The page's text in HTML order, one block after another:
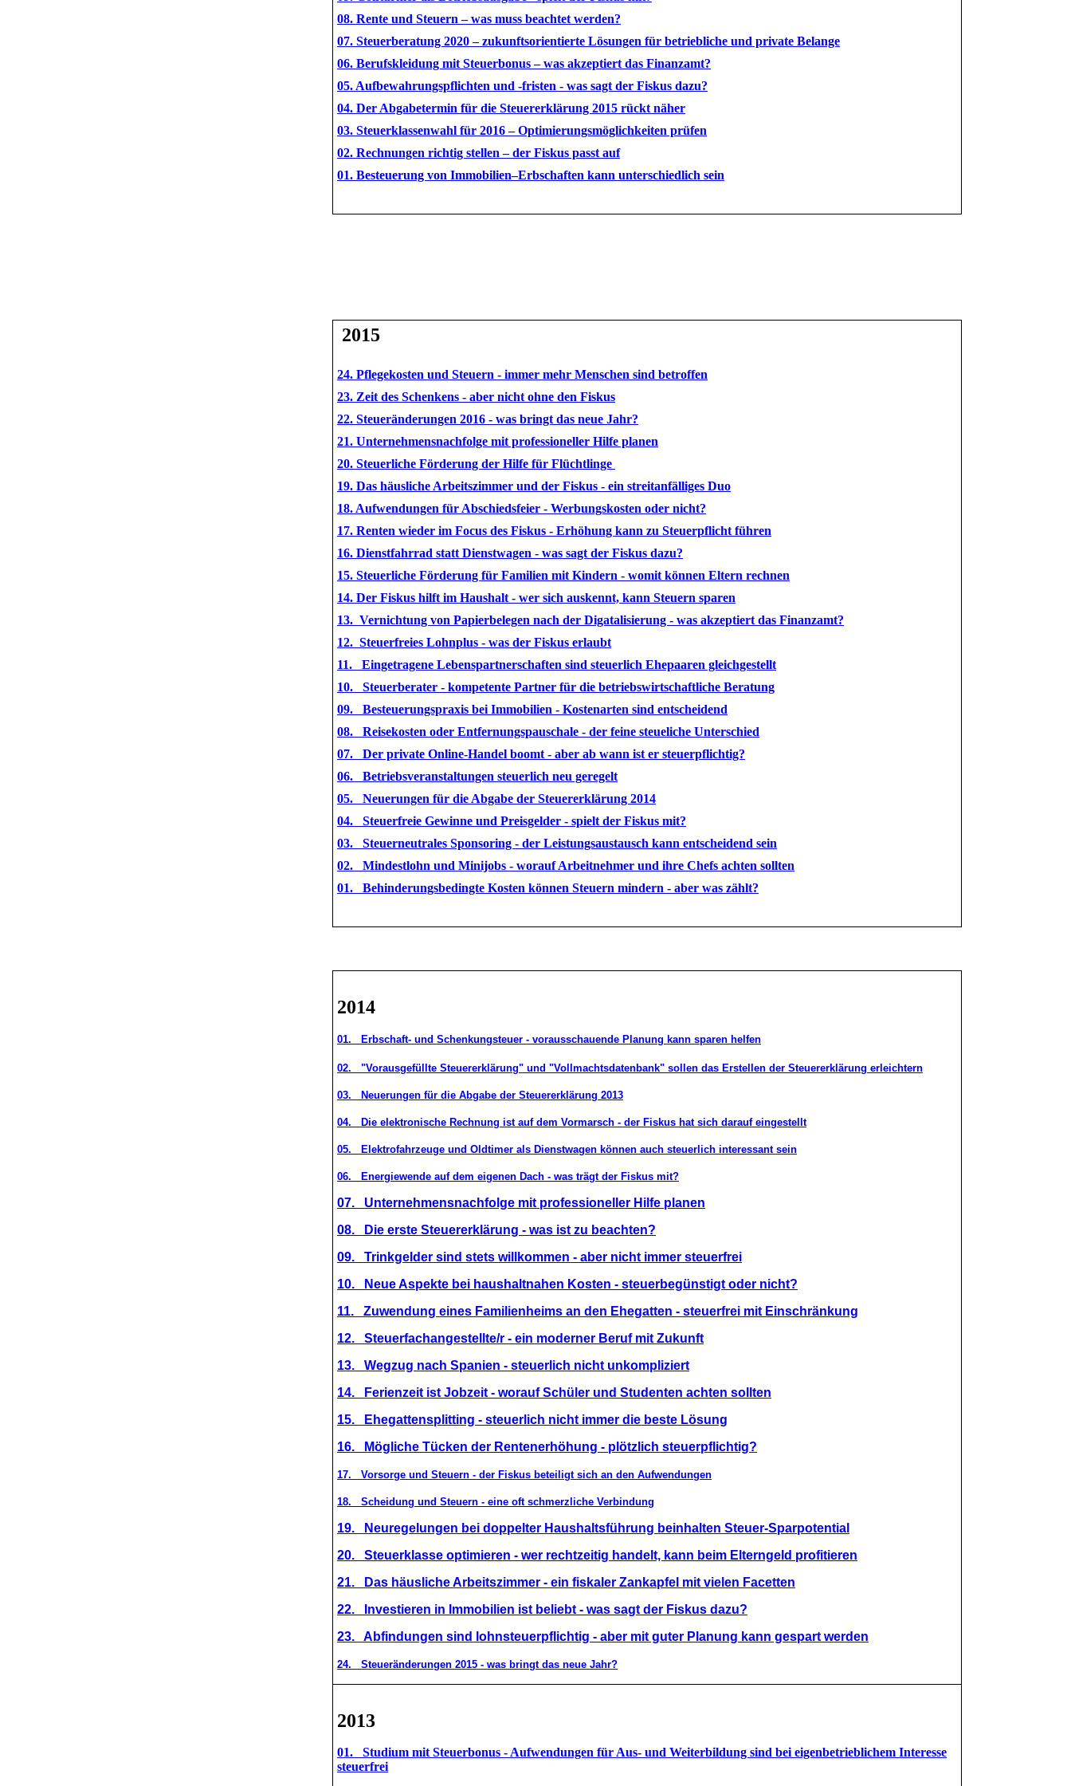
08. Rente und Steuern – was muss beachtet werden?
07. Steuerberatung 2020 – zukunftsorientierte Lösungen für betriebliche und private Belange
06. Berufskleidung mit Steuerbonus – was akzeptiert das Finanzamt?
05. Aufbewahrungspflichten und -fristen - was sagt der Fiskus dazu?
04. Der Abgabetermin für die Steuererklärung 2015 rückt näher
03. Steuerklassenwahl für 2016 – Optimierungsmöglichkeiten prüfen
02. Rechnungen richtig stellen – der Fiskus passt auf
01. Besteuerung von Immobilien–Erbschaften kann unterschiedlich sein
2015
24. Pflegekosten und Steuern - immer mehr Menschen sind betroffen
23. Zeit des Schenkens - aber nicht ohne den Fiskus
22. Steueränderungen 2016 - was bringt das neue Jahr?
21. Unternehmensnachfolge mit professioneller Hilfe planen
20. Steuerliche Förderung der Hilfe für Flüchtlinge
19. Das häusliche Arbeitszimmer und der Fiskus - ein streitanfälliges Duo
18. Aufwendungen für Abschiedsfeier - Werbungskosten oder nicht?
17. Renten wieder im Focus des Fiskus - Erhöhung kann zu Steuerpflicht führen
16. Dienstfahrrad statt Dienstwagen - was sagt der Fiskus dazu?
15. Steuerliche Förderung für Familien mit Kindern - womit können Eltern rechnen
14. Der Fiskus hilft im Haushalt - wer sich auskennt, kann Steuern sparen
13. Vernichtung von Papierbelegen nach der Digatalisierung - was akzeptiert das Finanzamt?
12. Steuerfreies Lohnplus - was der Fiskus erlaubt
11. Eingetragene Lebenspartnerschaften sind steuerlich Ehepaaren gleichgestellt
10. Steuerberater - kompetente Partner für die betriebswirtschaftliche Beratung
09. Besteuerungspraxis bei Immobilien - Kostenarten sind entscheidend
08. Reisekosten oder Entfernungspauschale - der feine steueliche Unterschied
07. Der private Online-Handel boomt - aber ab wann ist er steuerpflichtig?
06. Betriebsveranstaltungen steuerlich neu geregelt
05. Neuerungen für die Abgabe der Steuererklärung 2014
04. Steuerfreie Gewinne und Preisgelder - spielt der Fiskus mit?
03. Steuerneutrales Sponsoring - der Leistungsaustausch kann entscheidend sein
02. Mindestlohn und Minijobs - worauf Arbeitnehmer und ihre Chefs achten sollten
01. Behinderungsbedingte Kosten können Steuern mindern - aber was zählt?
2014
01. Erbschaft- und Schenkungsteuer - vorausschauende Planung kann sparen helfen
02. "Vorausgefüllte Steuererklärung" und "Vollmachtsdatenbank" sollen das Erstellen der Steuererklärung erleichtern
03. Neuerungen für die Abgabe der Steuererklärung 2013
04. Die elektronische Rechnung ist auf dem Vormarsch - der Fiskus hat sich darauf eingestellt
05. Elektrofahrzeuge und Oldtimer als Dienstwagen können auch steuerlich interessant sein
06. Energiewende auf dem eigenen Dach - was trägt der Fiskus mit?
07. Unternehmensnachfolge mit professioneller Hilfe planen
08. Die erste Steuererklärung - was ist zu beachten?
09. Trinkgelder sind stets willkommen - aber nicht immer steuerfrei
10. Neue Aspekte bei haushaltnahen Kosten - steuerbegünstigt oder nicht?
11. Zuwendung eines Familienheims an den Ehegatten - steuerfrei mit Einschränkung
12. Steuerfachangestellte/r - ein moderner Beruf mit Zukunft
13. Wegzug nach Spanien - steuerlich nicht unkompliziert
14. Ferienzeit ist Jobzeit - worauf Schüler und Studenten achten sollten
15. Ehegattensplitting - steuerlich nicht immer die beste Lösung
16. Mögliche Tücken der Rentenerhöhung - plötzlich steuerpflichtig?
17. Vorsorge und Steuern - der Fiskus beteiligt sich an den Aufwendungen
18. Scheidung und Steuern - eine oft schmerzliche Verbindung
19. Neuregelungen bei doppelter Haushaltsführung beinhalten Steuer-Sparpotential
20. Steuerklasse optimieren - wer rechtzeitig handelt, kann beim Elterngeld profitieren
21. Das häusliche Arbeitszimmer - ein fiskaler Zankapfel mit vielen Facetten
22. Investieren in Immobilien ist beliebt - was sagt der Fiskus dazu?
23. Abfindungen sind lohnsteuerpflichtig - aber mit guter Planung kann gespart werden
24. Steueränderungen 2015 - was bringt das neue Jahr?
2013
01. Studium mit Steuerbonus - Aufwendungen für Aus- und Weiterbildung sind bei eigenbetrieblichem Interesse
steuerfrei